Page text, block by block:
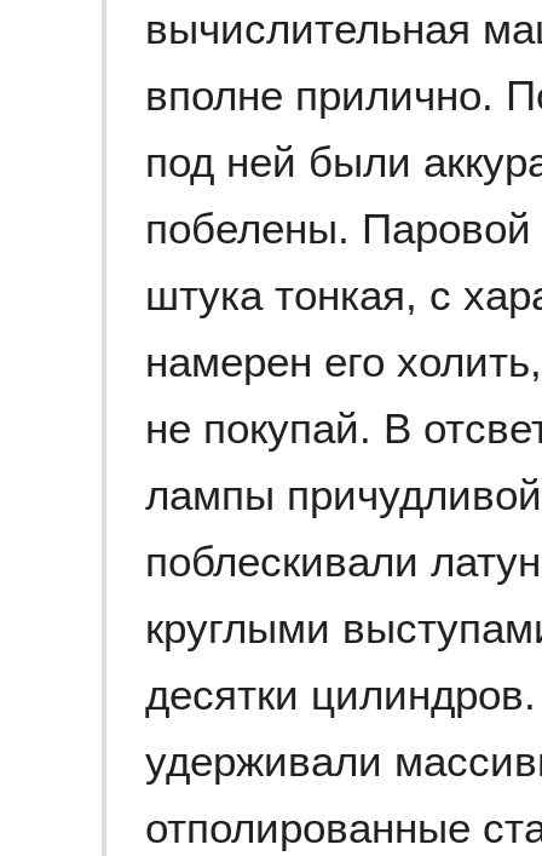
вычислительная
вполне прилично.
под ней были
побелены.
штука тонкая, с
намерен его
не покупай. В
лампы
поблескивали
круглыми
десятки
удерживали
отполированные